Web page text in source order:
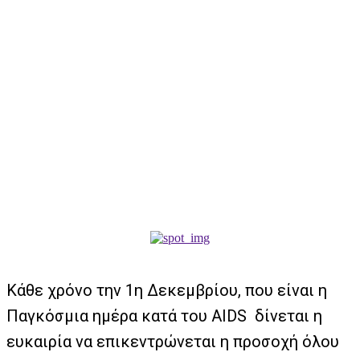
Κάθε χρόνο την 1η Δεκεμβρίου, που είναι η
Παγκόσμια ημέρα κατά του AIDS δίνεται η
ευκαιρία να επικεντρώνεται η προσοχή όλου